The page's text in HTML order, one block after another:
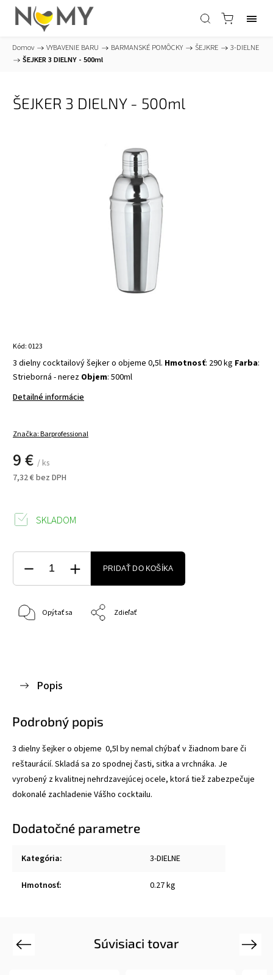
Domov / VYBAVENIE BARU / BARMANSKÉ POMÔCKY / ŠEJKRE /
3-DIELNE
/
ŠEJKER 3 DIELNY - 500ml
ŠEJKER 3 DIELNY - 500ml
Kód: 0123
3 dielny cocktailový šejker o objeme 0,5l. Hmotnosť: 290 kg Farba:
Strieborná - nerez Objem: 500ml
Detailné informácie
Značka:Barprofessional
9 € / ks
7,32 € bez DPH
SKLADOM
PRIDAŤ DO KOŠÍKA
Opýtať sa Zdieľať
Popis
Podrobný popis
3 dielny šejker o objeme 0,5l by nemal chýbať v žiadnom bare či
reštaurácií. Skladá sa zo spodnej časti, sitka a vrchnáka. Je
vyrobený z kvalitnej nehrdzavejúcej ocele, ktorá tiež zabezpečuje
dokonalé zachladenie Vášho cocktailu.
Dodatočné parametre
Kategória: 3-DIELNE
Hmotnosť: 0.27 kg
Súvisiaci tovar
Previous Next